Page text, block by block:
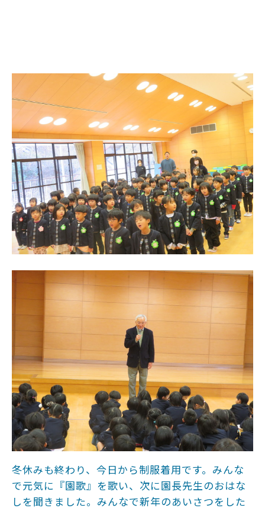
冬休みも終わり、今日から制服着用です。みんな
で元気に『園歌』を歌い、次に園長先生のおはな
しを聞きました。みんなで新年のあいさつをした